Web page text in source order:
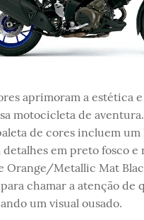
aprimoram a estética
motocicleta de
de cores incluem
em preto fosco e
Orange/Metallic Mat
chamar a atenção de
um visual ousado.